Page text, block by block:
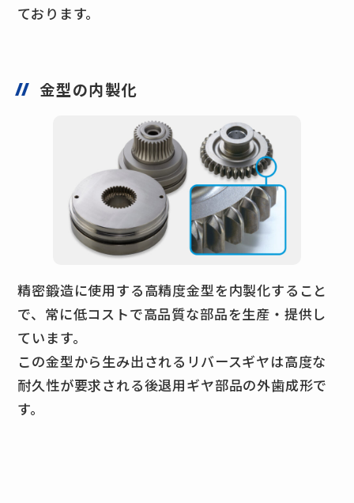
ております。
金型の内製化
精密鍛造に使用する高精度金型を内製化すること
で、常に低コストで高品質な部品を生産・提供し
ています。
この金型から生み出されるリバースギヤは高度な
耐久性が要求される後退用ギヤ部品の外歯成形で
す。